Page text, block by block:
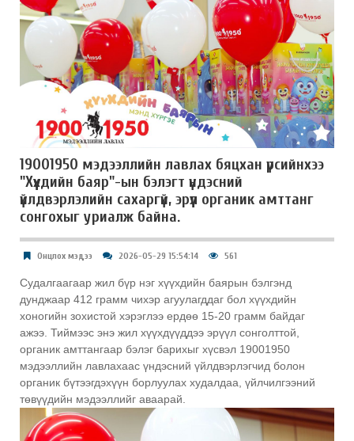
19001950 мэдээллийн лавлах бяцхан үрсийнхээ
"Хүүхдийн баяр"-ын бэлэгт үндэсний
үйлдвэрлэлийн сахаргүй, эрүүл органик амттанг
сонгохыг уриалж байна.
Онцлох мэдээ 2026-05-29 15:54:14 561
Судалгаагаар жил бүр нэг хүүхдийн баярын бэлгэнд
дунджаар 412 грамм чихэр агуулагддаг бол хүүхдийн
хоногийн зохистой хэрэглээ ердөө 15-20 грамм байдаг
ажээ. Тиймээс энэ жил хүүхдүүддээ эрүүл сонголттой,
органик амттангаар бэлэг барихыг хүсвэл 19001950
мэдээллийн лавлахаас үндэсний үйлдвэрлэгчид болон
органик бүтээгдэхүүн борлуулах худалдаа, үйлчилгээний
төвүүдийн мэдээллийг аваарай.